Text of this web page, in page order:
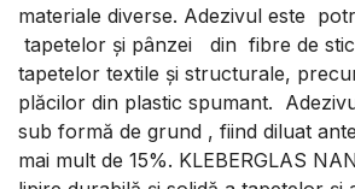
materiale diverse. Adezivul este
tapetelor și pânzei din fibre de
tapetelor textile și structurale,
plăcilor din plastic spumant.
sub formă de grund , fiind diluat
mai mult de 15%. KLEBERGLAS